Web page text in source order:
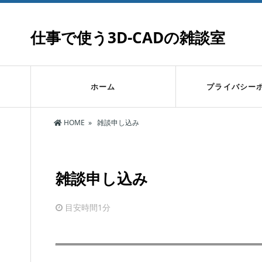
仕事で使う3D-CADの雑談室
ホーム プライバシー
HOME » 雑談申し込み
雑談申し込み
目安時間1分